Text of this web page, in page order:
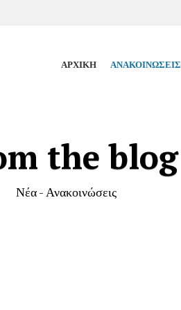
ΑΡΧΙΚΉ ΑΝΑΚΟΙΝΏΣΕΙΣ
the blog
Νέα - Ανακοινώσεις